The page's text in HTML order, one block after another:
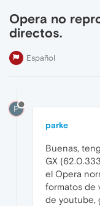
Opera no
directos.
Español
P
parke
Buenas,
GX
el Opera
formatos de
de youtube,